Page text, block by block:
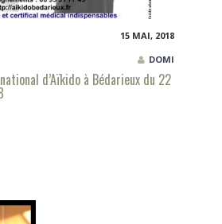
15 MAI, 2018
DOMI
d’Aïkido à Bédarieux du 22